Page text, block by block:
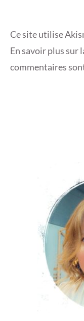
Ce site utilise
En savoir plus sur
commentaires